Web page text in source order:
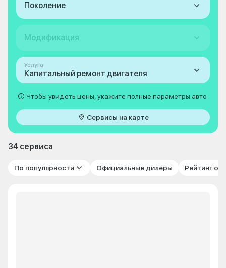
Поколение
Модификация
Услуга
Капитальный ремонт двигателя
Чтобы увидеть цены, укажите полные параметры авто
Сервисы на карте
34 сервиса
По популярности Официальные дилеры Рейтинг